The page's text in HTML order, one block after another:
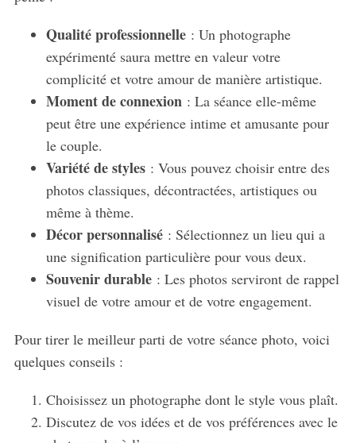
Qualité professionnelle: Un photographe
expérimenté saura mettre en valeur votre
complicité et votre amour de manière artistique.
Moment de connexion : La séance elle-même
peut être une expérience intime et amusante pour
le couple.
Variété de styles: Vous pouvez choisir entre des
photos classiques, décontractées, artistiques ou
même à thème.
Décor personnalisé: Sélectionnez un lieu qui a
une signification particulière pour vous deux.
Souvenir durable: Les photos serviront de rappel
visuel de votre amour et de votre engagement.
Pour tirer le meilleur parti de votre séance photo, voici
quelques conseils :
Choisissez un photographe dont le style vous plaît.
Discutez de vos idées et de vos préférences avec le